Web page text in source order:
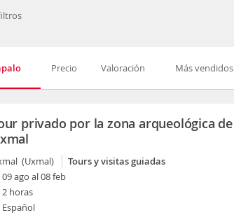
Precio Valoración Más vendidos
privado por la zona arqueológica de
(Uxmal)
Tours y visitas guiadas
09 ago al 08 feb
2 horas
Español